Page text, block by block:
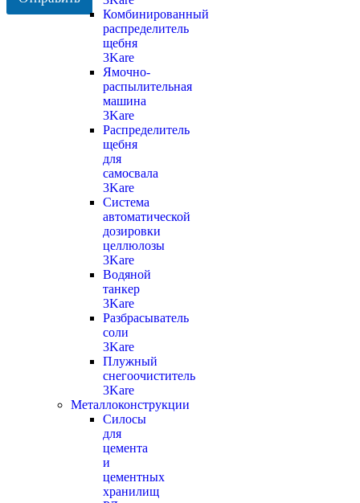
Комбинированный
распределитель
щебня
3Kare
Ямочно-
распылительная
машина
3Kare
Распределитель
щебня
для
самосвала
3Kare
Система
автоматической
дозировки
целлюлозы
3Kare
Водяной
танкер
3Kare
Разбрасыватель
соли
3Kare
Плужный
снегоочиститель
3Kare
Металлоконструкции
Силосы
для
цемента
и
цементных
хранилищ